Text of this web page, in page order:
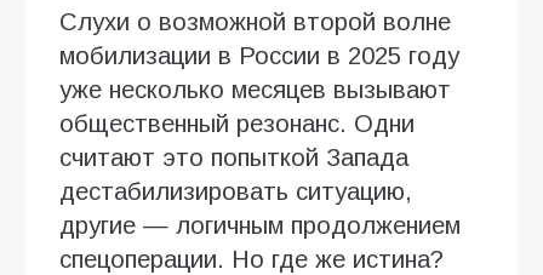
Слухи о возможной второй волне
мобилизации в России в 2025 году
уже несколько месяцев вызывают
общественный резонанс. Одни
считают это попыткой Запада
дестабилизировать ситуацию,
другие — логичным продолжением
спецоперации. Но где же истина?